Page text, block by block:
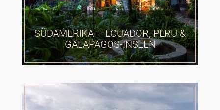
SÜDAMERIKA – ECUADOR, PERU &
GALAPAGOS-INSELN